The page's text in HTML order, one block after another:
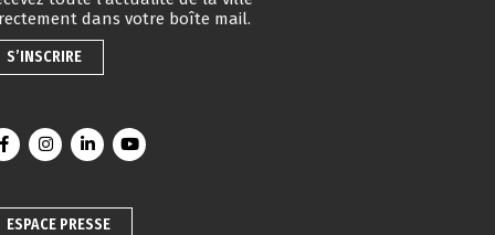
dans votre boîte mail.
S’INSCRIRE
Lien vers le compte Facebook
Lien vers le compte Instagram
Lien vers le compte Linkedin
Lien vers la chaîne Youtube
ESPACE PRESSE